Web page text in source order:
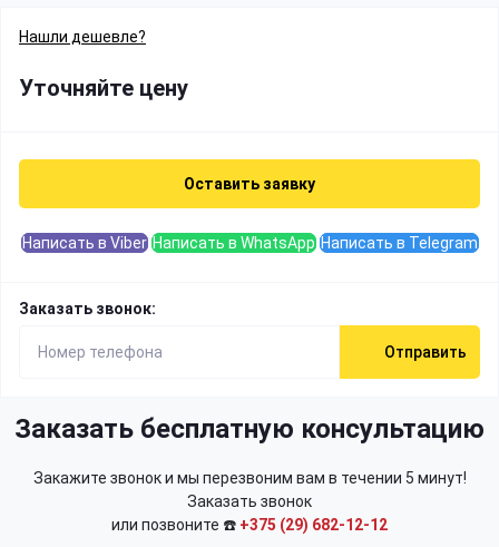
Нашли дешевле?
Уточняйте цену
Оставить заявку
Написать в Viber Написать в WhatsApp Написать в Telegram
Заказать звонок:
Отправить
Заказать бесплатную консультацию
Закажите звонок и мы перезвоним вам в течении 5 минут!
Заказать звонок
или позвоните ☎️ +375 (29) 682-12-12